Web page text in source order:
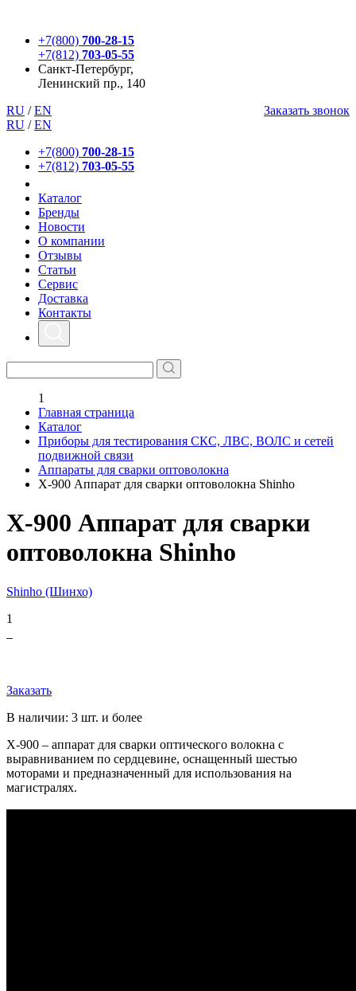
+7(800) 700-28-15
+7(812) 703-05-55
Санкт-Петербург,
Ленинский пр., 140
RU / EN
Заказать звонок
RU / EN
+7(800) 700-28-15
+7(812) 703-05-55
Каталог
Бренды
Новости
О компании
Отзывы
Статьи
Сервис
Доставка
Контакты
1
Главная страница
Каталог
Приборы для тестирования СКС, ЛВС, ВОЛС и сетей
подвижной связи
Аппараты для сварки оптоволокна
X-900 Аппарат для сварки оптоволокна Shinho
X-900 Аппарат для сварки
оптоволокна Shinho
Shinho (Шинхо)
1
Заказать
В наличии: 3 шт. и более
X-900 – аппарат для сварки оптического волокна с
выравниванием по сердцевине, оснащенный шестью
моторами и предназначенный для использования на
магистралях.